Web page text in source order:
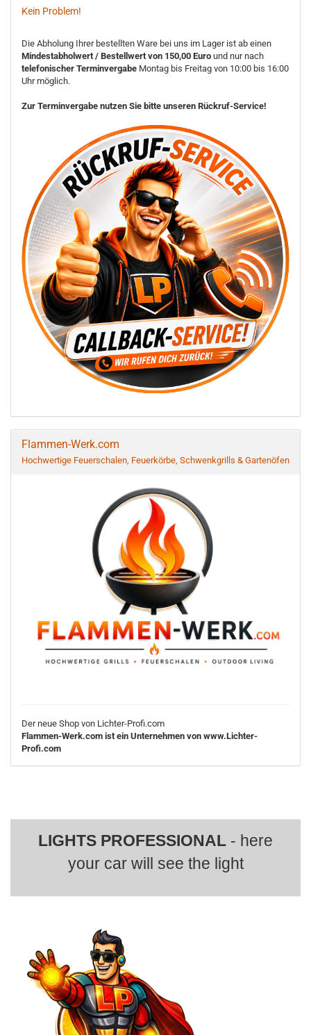
Kein Problem!
Die Abholung Ihrer bestellten Ware bei uns im Lager ist ab einen
Mindestabholwert / Bestellwert von 150,00 Euro und nur nach
telefonischer Terminvergabe Montag bis Freitag von 10:00 bis 16:00
Uhr möglich.
Zur Terminvergabe nutzen Sie bitte unseren Rückruf-Service!
Flammen-Werk.com
Hochwertige Feuerschalen, Feuerkörbe, Schwenkgrills & Gartenöfen
Der neue Shop von Lichter-Profi.com
Flammen-Werk.com ist ein Unternehmen von www.Lichter-
Profi.com
LIGHTS PROFESSIONAL - here
your car will see the light